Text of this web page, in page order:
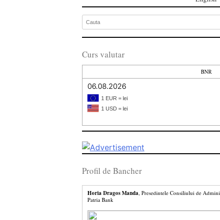
Curs valutar
BNR
06.08.2026
1 EUR = lei
1 USD = lei
Profil de Bancher
Horia Dragos Manda , Presedintele Consiliului de
Patria Bank